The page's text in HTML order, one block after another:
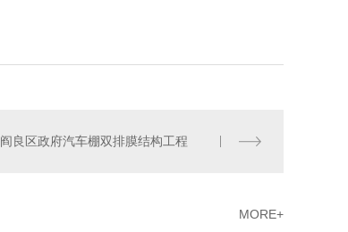
阎良区政府汽车棚双排膜结构工程
MORE+